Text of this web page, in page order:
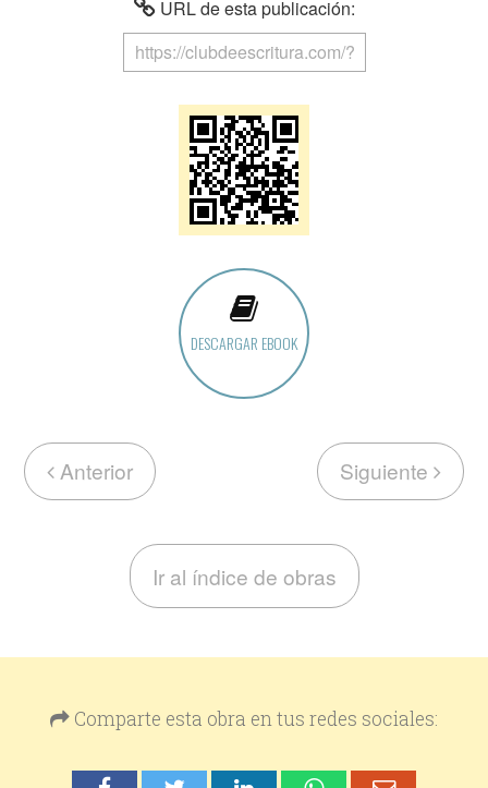
URL de esta publicación:
DESCARGAR EBOOK
Anterior Siguiente
Ir al índice de obras
Comparte esta obra en tus redes sociales: